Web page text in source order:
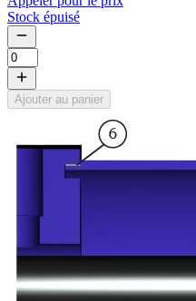
Stock épuisé
Ajouter au panier